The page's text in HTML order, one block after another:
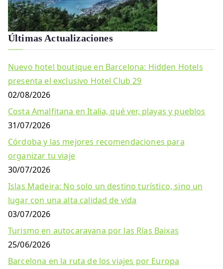
Últimas Actualizaciones
Nuevo hotel boutique en Barcelona: Hidden Hotels
presenta el exclusivo Hotel Club 29
02/08/2026
Costa Amalfitana en Italia, qué ver, playas y pueblos
31/07/2026
Córdoba y las mejores recomendaciones para
organizar tu viaje
30/07/2026
Islas Madeira: No solo un destino turístico, sino un
lugar con una alta calidad de vida
03/07/2026
Turismo en autocaravana por las Rías Baixas
25/06/2026
Barcelona en la ruta de los viajes por Europa